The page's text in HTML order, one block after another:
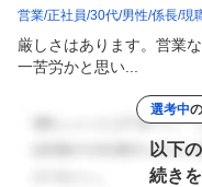
営業 正社員 30代 男性 係長 現
厳しさはあります。営業
一苦労かと思い...
選考中
以下
続き